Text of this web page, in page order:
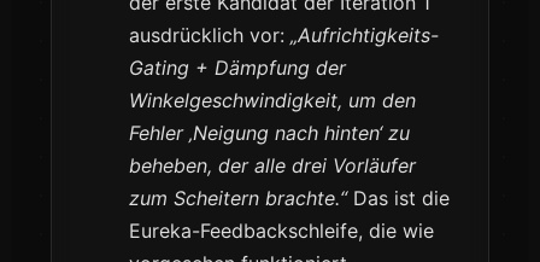
ausdrücklich vor: „Aufrichtigkeits-
Gating + Dämpfung der
Winkelgeschwindigkeit, um den
Fehler ‚Neigung nach hinten‘ zu
beheben, der alle drei Vorläufer
zum Scheitern brachte.“Das ist die
Eureka-Feedbackschleife, die wie